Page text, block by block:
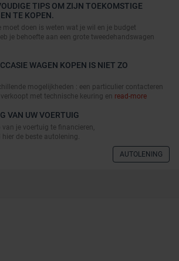
TIPS OM ZIJN TOEKOMSTIGE
TE KOPEN.
moet doen is weten wat je wil en je budget
je behoefte aan een grote tweedehandswagen
WAGEN KOPEN IS NIET ZO
mogelijkheden : een particulier contacteren
met technische keuring en read-more
VAN UW VOERTUIG
van je voertuig te financieren,
hier de beste autolening.
AUTOLENING